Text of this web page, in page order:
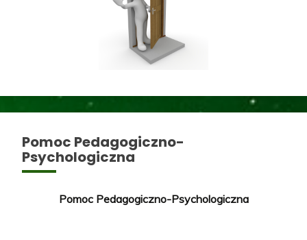
Pomoc Pedagogiczno-
Psychologiczna
Pomoc Pedagogiczno-Psychologiczna